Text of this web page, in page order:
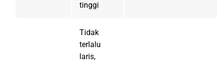
tinggi
Tidak
terlalu
laris,